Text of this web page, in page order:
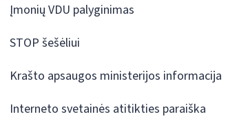
Įmonių VDU palyginimas
STOP šešėliui
Krašto apsaugos ministerijos informacija
Interneto svetainės atitikties paraiška